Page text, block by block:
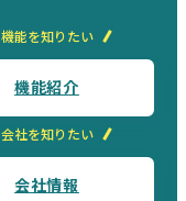
機能を知りたい
機能紹介
会社を知りたい
会社情報